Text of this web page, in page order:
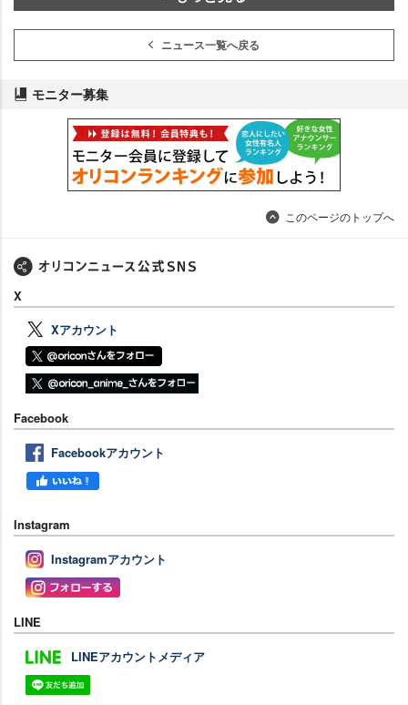
ニュース一覧へ戻る
モニター募集
このページのトップへ
X
Xアカウント
Facebook
Facebookアカウント
Instagram
Instagramアカウント
LINE
LINEアカウントメディア